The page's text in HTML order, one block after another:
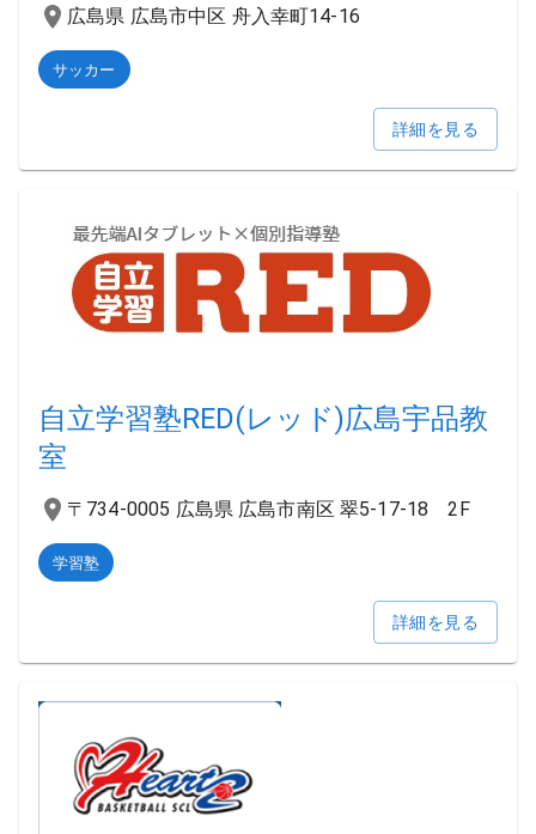
広島県 広島市中区 舟入幸町14-16
サッカー
詳細を見る
自立学習塾RED(レッド)広島宇品教
室
〒734-0005 広島県 広島市南区 翠5-17-18 2F
学習塾
詳細を見る